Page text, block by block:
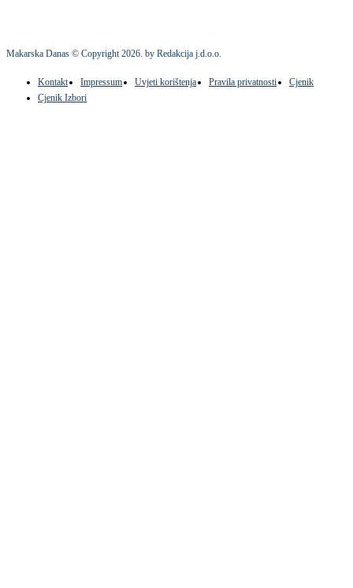
Makarska Danas © Copyright2026. by Redakcija j.d.o.o.
Kontakt Impressum Uvjeti korištenja Pravila privatnosti
Cjenik
Cjenik Izbori